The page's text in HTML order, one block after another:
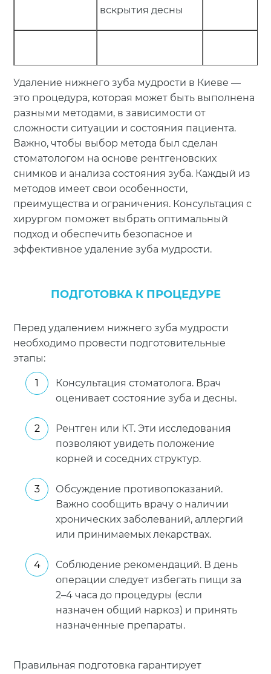
вскрытия десны
Удаление зуба
с помощью
лазера
— легкие и
средние случаи с
зубами,
доступными для
лазера
— наличие
имплантов
наркозом
— пациенты с
повышенной
— несколько зубов
дыхательной
Удаление нижнего зуба мудрости в Киеве —
это процедура, которая может быть выполнена
разными методами, в зависимости от
сложности ситуации и состояния пациента.
Важно, чтобы выбор метода был сделан
стоматологом на основе рентгеновских
снимков и анализа состояния зуба. Каждый из
методов имеет свои особенности,
преимущества и ограничения. Консультация с
хирургом поможет выбрать оптимальный
подход и обеспечить безопасное и
эффективное удаление зуба мудрости.
ПОДГОТОВКА К ПРОЦЕДУРЕ
Перед удалением нижнего зуба мудрости
необходимо провести подготовительные
этапы:
Консультация стоматолога. Врач
оценивает состояние зуба и десны.
Рентген или КТ. Эти исследования
позволяют увидеть положение
корней и соседних структур.
Обсуждение противопоказаний.
Важно сообщить врачу о наличии
хронических заболеваний, аллергий
или принимаемых лекарствах.
Соблюдение рекомендаций. В день
операции следует избегать пищи за
2–4 часа до процедуры (если
назначен общий наркоз) и принять
назначенные препараты.
Правильная подготовка гарантирует